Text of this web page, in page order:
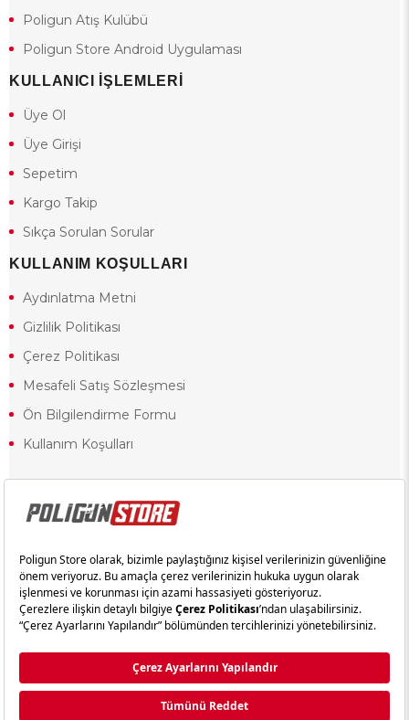
Poligun Atış Kulübü
Poligun Store Android Uygulaması
KULLANICI İŞLEMLERİ
Üye Ol
Üye Girişi
Sepetim
Kargo Takip
Sıkça Sorulan Sorular
KULLANIM KOŞULLARI
Aydınlatma Metni
Gizlilik Politikası
Çerez Politikası
Mesafeli Satış Sözleşmesi
Ön Bilgilendirme Formu
Kullanım Koşulları
18 yaşından küçük olduğunuz halde siteye girerseniz ve mesafeli satış
kısıtlamalardan dolayı oluşabilecek herhangi bir durumda doğacak yasal
sorumluluk ve yükümlülükler tamamen tarafınıza ait olacak ve cezai
Yasa gereği 18 yaşından küçük olanların sitemizi görüntülemesi ve
alışveriş yapmaları yasaktır. Konuyla ilgili olarak site kullanım
sözleşmemimizi okuyabilirsiniz.
Ticimax Tarafından Hazırlanmıştır.